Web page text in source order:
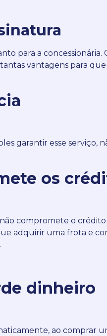
para a concessionária.
vantagens para
garantir esse serviço,
os
compromete o crédito
adquirir uma frota e
dinheiro
ao comprar